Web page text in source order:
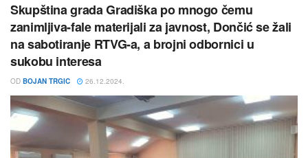
Skupština grada Gradiška po mnogo čemu
zanimljiva-fale materijali za javnost, Dončić se žali
na sabotiranje RTVG-a, a brojni odbornici u
sukobu interesa
OD BOJAN TRGIC 26.12.2024.